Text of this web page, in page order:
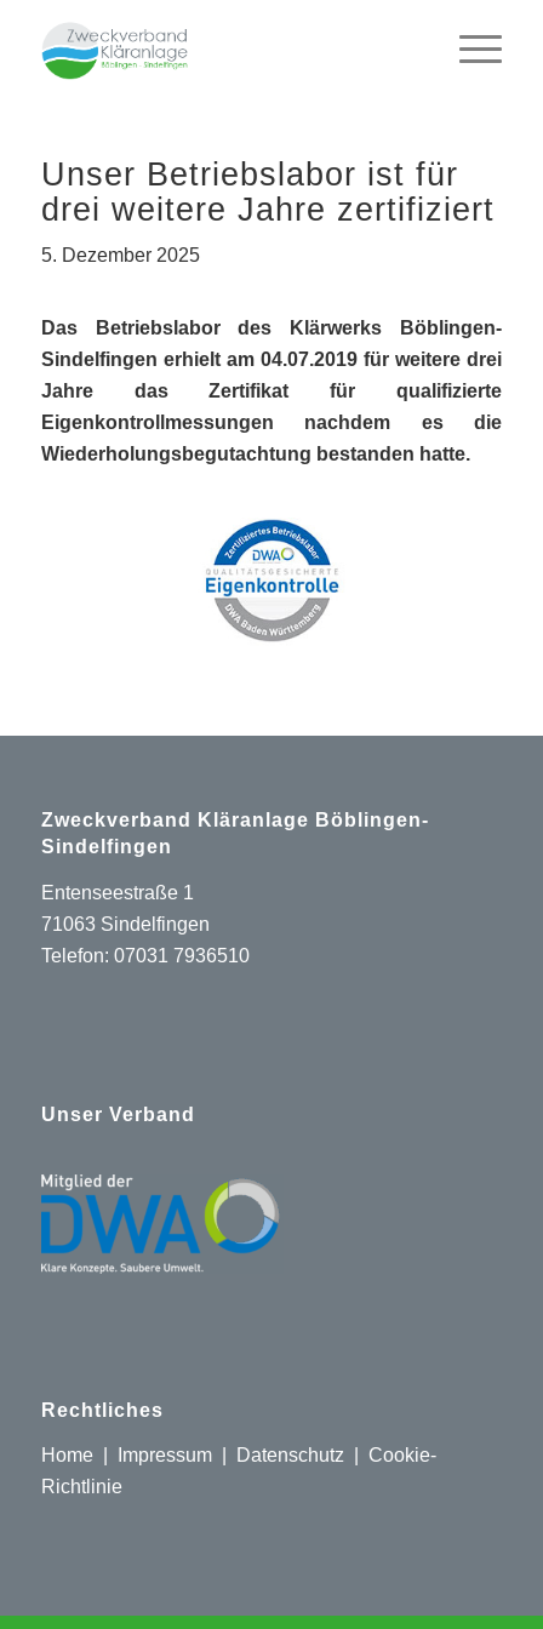
Unser Betriebslabor ist für
drei weitere Jahre zertifiziert
5. Dezember 2025
Das Betriebslabor des Klärwerks Böblingen-
Sindelfingen erhielt am 04.07.2019 für weitere drei
Jahre das Zertifikat für qualifizierte
Eigenkontrollmessungen nachdem es die
Wiederholungsbegutachtung bestanden hatte.
Zweckverband Kläranlage Böblingen-
Sindelfingen
Entenseestraße 1
71063 Sindelfingen
Telefon: 07031 7936510
Unser Verband
Rechtliches
Home Impressum| Datenschutz
Cookie-
Richtlinie